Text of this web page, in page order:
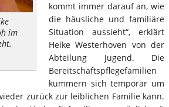
im
kommt immer darauf an, wie
die häusliche und familiäre
Situation aussieht“, erklärt
Heike Westerhoven von der
Abteilung Jugend. Die
Bereitschaftspflegefamilien
kümmern sich temporär um
zurück zur leiblichen Familie kann.